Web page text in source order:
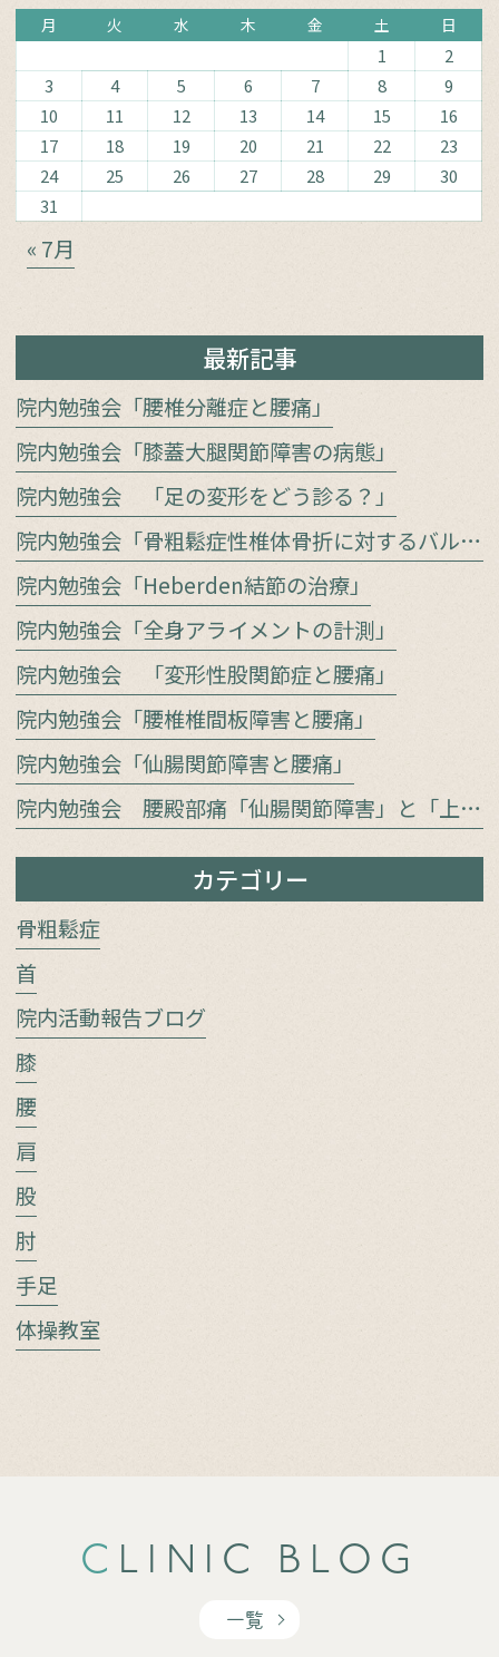
月 火 水 木 金 土 日
1
2
3
4 5 6 7 8
9
10
11 12 13 14 15
16
17
18 19 20 21 22
23
24
25 26 27 28 29
30
31
« 7月
最新記事
院内勉強会「腰椎分離症と腰痛」
院内勉強会「膝蓋大腿関節障害の病態」
院内勉強会 「足の変形をどう診る？」
院内勉強会「骨粗鬆症性椎体骨折に対するバルーン椎体形成術」
院内勉強会「Heberden結節の治療」
院内勉強会「全身アライメントの計測」
院内勉強会 「変形性股関節症と腰痛」
院内勉強会「腰椎椎間板障害と腰痛」
院内勉強会「仙腸関節障害と腰痛」
院内勉強会 腰殿部痛「仙腸関節障害」と「上殿皮神経／中殿皮神経障害」をどう見極めるか
カテゴリー
骨粗鬆症
首
院内活動報告ブログ
膝
腰
肩
股
肘
手足
体操教室
CLINIC BLOG
一覧